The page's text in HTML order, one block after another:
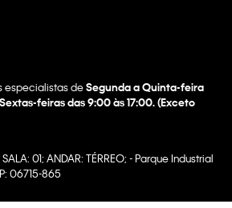
especialistas deSegunda a Quinta-feira
feiras das 9:00 às 17:00. (Exceto
01; ANDAR: TÉRREO; - Parque Industrial
06715-865